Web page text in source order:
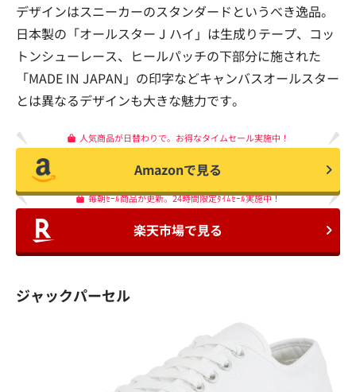
デザインはスニーカーのスタンダードというべき逸品。
日本製の「オールスター J ハイ」は生成りテープ、コッ
トンシューレース、ヒールパッチの下部分に施された
「MADE IN JAPAN」の印字などキャンバスオールスター
とは異なるデザインも大きな魅力です。
人気商品が日替わりで。お得なタイムセール実施中！
Amazonで見る
毎朝ｾｰﾙ商品が更新。24時間限定ﾀｲﾑｾｰﾙ実施中！
楽天市場で見る
ジャックパーセル